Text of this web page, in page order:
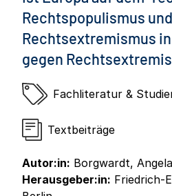
Rechtspopulismus und
Rechtsextremismus
gegen
Fachliteratur &
Textbeiträge
Autor:in: Borgwardt, Angela
Herausgeber:in: Friedrich-